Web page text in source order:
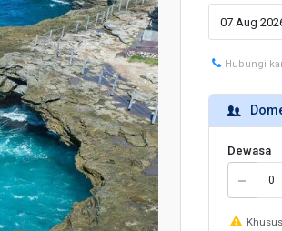
Hubungi
Dewasa